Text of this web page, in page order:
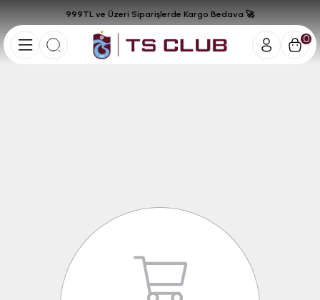
0
999TL ve Üzeri Siparişlerde Kargo Bedava 🚀